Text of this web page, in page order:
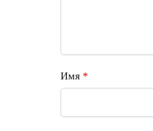
Имя *